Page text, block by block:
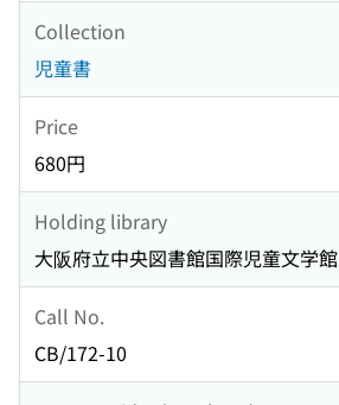
Collection
児童書
Price
680円
Holding library
大阪府立中央図書館国際児童文学館
Call No.
CB/172-10